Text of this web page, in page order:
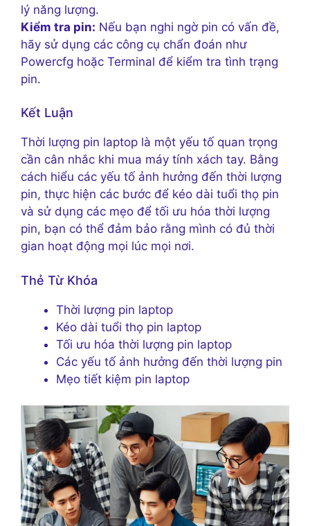
lý năng lượng.
Kiểm tra pin: Nếu bạn nghi ngờ pin có vấn đề,
hãy sử dụng các công cụ chẩn đoán như
Powercfg hoặc Terminal để kiểm tra tình trạng
pin.
Kết Luận
Thời lượng pin laptop là một yếu tố quan trọng
cần cân nhắc khi mua máy tính xách tay. Bằng
cách hiểu các yếu tố ảnh hưởng đến thời lượng
pin, thực hiện các bước để kéo dài tuổi thọ pin
và sử dụng các mẹo để tối ưu hóa thời lượng
pin, bạn có thể đảm bảo rằng mình có đủ thời
gian hoạt động mọi lúc mọi nơi.
Thẻ Từ Khóa
Thời lượng pin laptop
Kéo dài tuổi thọ pin laptop
Tối ưu hóa thời lượng pin laptop
Các yếu tố ảnh hưởng đến thời lượng pin
Mẹo tiết kiệm pin laptop